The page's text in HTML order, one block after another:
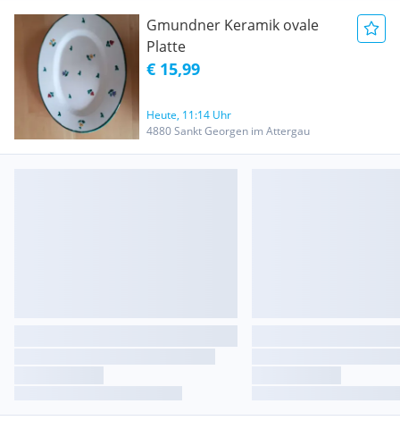
Gmundner Keramik ovale
Platte
€ 15,99
Heute, 11:14 Uhr
4880 Sankt Georgen im Attergau